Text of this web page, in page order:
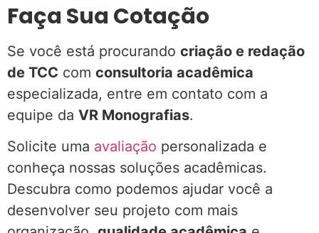
Faça Sua Cotação
Se você está procurando criação e redação
de TCC com consultoria acadêmica
especializada, entre em contato com a
equipe da VR Monografias.
Solicite uma avaliação personalizada e
conheça nossas soluções acadêmicas.
Descubra como podemos ajudar você a
desenvolver seu projeto com mais